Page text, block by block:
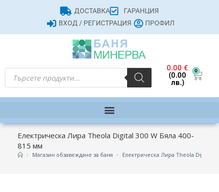
ДОСТАВКА
ГАРАНЦИЯ
ВХОД / РЕГИСТРАЦИЯ
ПРОФИЛ
0.00€
(0.00
лв.)
0
Електрическа Лира Theola Digital 300 W Бяла 400-
815 мм
> Магазин обзавеждане за баня > Електрическа Лира Theola Digital